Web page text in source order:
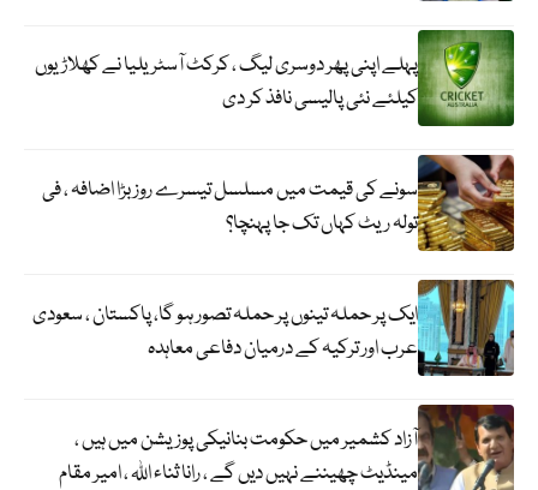
پہلے اپنی پھر دوسری لیگ ، کرکٹ آسٹریلیا نے کھلاڑیوں
کیلئے نئی پالیسی نافذ کر دی
سونے کی قیمت میں مسلسل تیسرے روز بڑا اضافہ ، فی
تولہ ریٹ کہاں تک جا پہنچا؟
ایک پر حملہ تینوں پر حملہ تصور ہو گا، پاکستان ، سعودی
عرب اور ترکیہ کے درمیان دفاعی معاہدہ
آزاد کشمیر میں حکومت بنانیکی پوزیشن میں ہیں ،
مینڈیٹ چھیننے نہیں دیں گے ، رانا ثناء اللہ ، امیر مقام